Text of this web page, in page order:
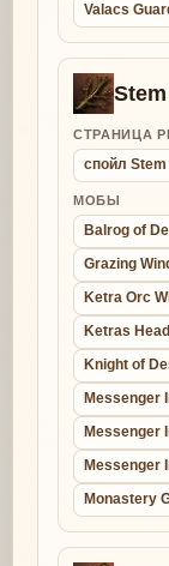
Valacs
Stem
СТРАНИЦА
спойл
МОБЫ
Balrog of
Grazing
Ketra Orc
Ketras
Knight of
Messenger
Messenger
Messenger
Monastery